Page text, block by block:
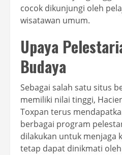
cocok dikunjungi oleh
wisatawan umum.
Upaya
Budaya
Sebagai salah satu situs
memiliki nilai tinggi,
Toxpan terus
berbagai program
dilakukan untuk menjaga
tetap dapat dinikmati